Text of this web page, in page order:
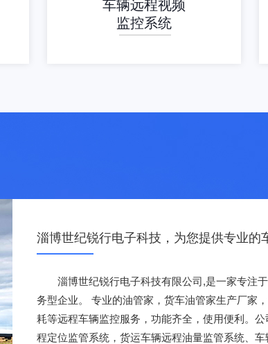
车辆远程视频
监控系统
淄博世纪锐行电子科技，为您提供专业的
淄博世纪锐行电子科技有限公司,是一家专注于
务型企业。 专业的油管家，货车油管家生产厂家
耗等远程车辆监控服务，功能齐全，使用便利。
程定位监管系统，货运车辆远程油量监管系统、